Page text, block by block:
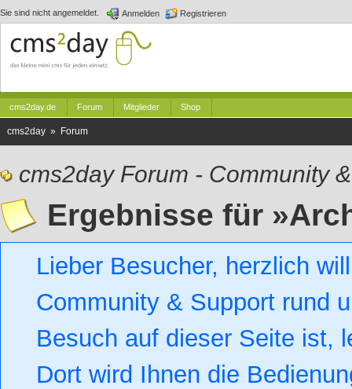
Sie sind nicht angemeldet. Anmelden Registrieren
cms2day.de Forum Mitglieder Shop
cms2day » Forum
cms2day Forum - Community
Ergebnisse für
Lieber Besucher, herzlich
Community & Support rund
Besuch auf dieser Seite ist,
Dort wird Ihnen die